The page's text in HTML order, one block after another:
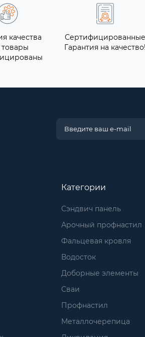
качества
товары
Сертифицированные
Гарантия на качество!
Категории
Сэндвич панель
Арочный профнастил
Фальцевая кровля
Водосток
Доборные элементы
Сваи
Профнастил
Металлочерепица